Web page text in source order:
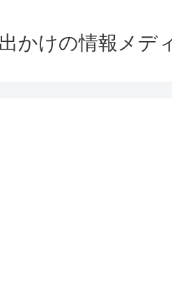
かけの情報メデ